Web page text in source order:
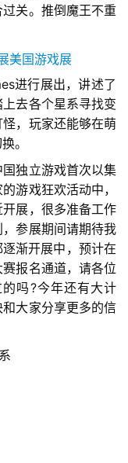
关。推倒魔王不重
进行展出，讲述了
去各个星系寻找变
，玩家还能够在萌
。
独立游戏首次以集
游戏狂欢活动中，
展，很多准备工作
参展期间请期待我
渐开展中，预计在
报名通道，请各位
吗?今年还有大计
大家分享更多的信